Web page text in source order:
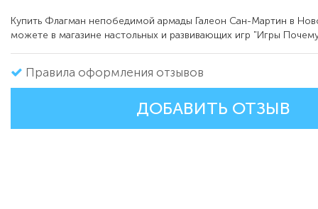
Купить Флагман непобедимой армады Галеон Сан-Мартин в
можете в магазине настольных и развивающих игр "Игры
Правила оформления отзывов
ДОБАВИТЬ ОТЗЫВ